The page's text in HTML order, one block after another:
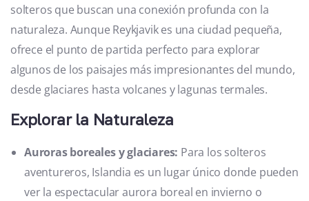
solteros que buscan una conexión profunda con la
naturaleza. Aunque Reykjavik es una ciudad pequeña,
ofrece el punto de partida perfecto para explorar
algunos de los paisajes más impresionantes del mundo,
desde glaciares hasta volcanes y lagunas termales.
Explorar la Naturaleza
Auroras boreales y glaciares: Para los solteros
aventureros, Islandia es un lugar único donde pueden
ver la espectacular aurora boreal en invierno o